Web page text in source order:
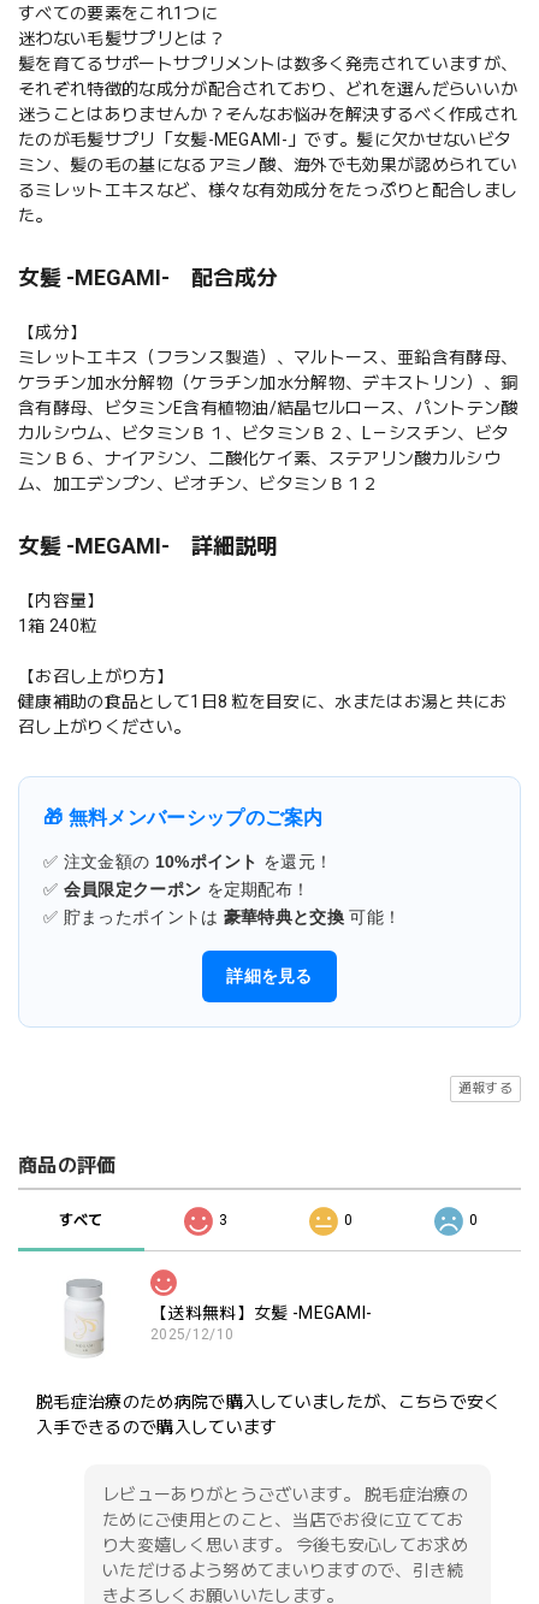
すべての要素をこれ1つに
迷わない毛髪サプリとは？
髪を育てるサポートサプリメントは数多く発売されていますが、
それぞれ特徴的な成分が配合されており、どれを選んだらいいか
迷うことはありませんか？そんなお悩みを解決するべく作成され
たのが毛髪サプリ「女髪-MEGAMI-」です。髪に欠かせないビタ
ミン、髪の毛の基になるアミノ酸、海外でも効果が認められてい
るミレットエキスなど、様々な有効成分をたっぷりと配合しまし
た。
女髪 -MEGAMI- 配合成分
【成分】
ミレットエキス（フランス製造）、マルトース、亜鉛含有酵母、
ケラチン加水分解物（ケラチン加水分解物、デキストリン）、銅
含有酵母、ビタミンE含有植物油/結晶セルロース、パントテン酸
カルシウム、ビタミンＢ１、ビタミンＢ２、L－シスチン、ビタ
ミンＢ６、ナイアシン、二酸化ケイ素、ステアリン酸カルシウ
ム、加工デンプン、ビオチン、ビタミンＢ１２
女髪 -MEGAMI- 詳細説明
【内容量】
1箱 240粒
【お召し上がり方】
健康補助の食品として1日8 粒を目安に、水またはお湯と共にお
召し上がりください。
🎁 無料メンバーシップのご案内
✅ 注文金額の 10%ポイント を還元！
✅ 会員限定クーポン を定期配布！
✅ 貯まったポイントは 豪華特典と交換 可能！
詳細を見る
通報する
商品の評価
すべて 3 0 0
【送料無料】女髪 -MEGAMI-
2025/12/10
脱毛症治療のため病院で購入していましたが、こちらで安く
入手できるので購入しています
レビューありがとうございます。 脱毛症治療の
ためにご使用とのこと、当店でお役に立ててお
り大変嬉しく思います。 今後も安心してお求め
いただけるよう努めてまいりますので、引き続
きよろしくお願いいたします。